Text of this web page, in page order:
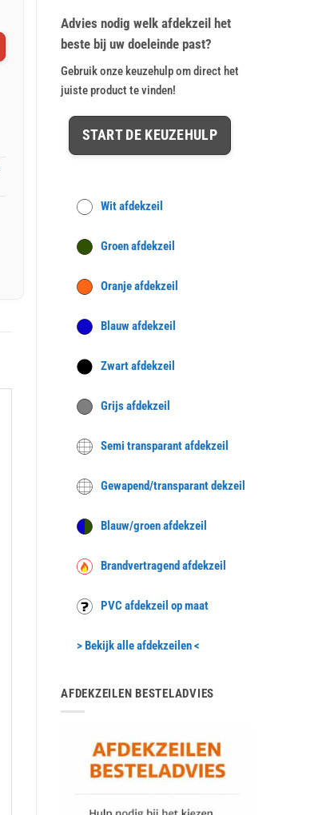
Advies nodig welk afdekzeil het
beste bij uw doeleinde past?
Gebruik onze keuzehulp om direct het
juiste product te vinden!
START DE KEUZEHULP
Wit afdekzeil
Groen afdekzeil
Oranje afdekzeil
Blauw afdekzeil
Zwart afdekzeil
Grijs afdekzeil
Semi transparant afdekzeil
Gewapend/transparant dekzeil
Blauw/groen afdekzeil
Brandvertragend afdekzeil
PVC afdekzeil op maat
> Bekijk alle afdekzeilen <
AFDEKZEILEN BESTELADVIES